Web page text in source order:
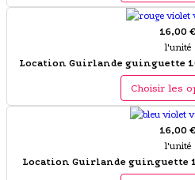
16,00 €
l'unité
Location Guirlande guinguette 10
Choisir les
16,00 €
l'unité
Location Guirlande guinguette